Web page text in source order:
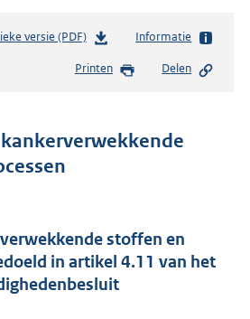
versie (PDF)b
s
d
o
t
t
Informatie
Printen Delen
stoffen en
in artikel 4.11 van het